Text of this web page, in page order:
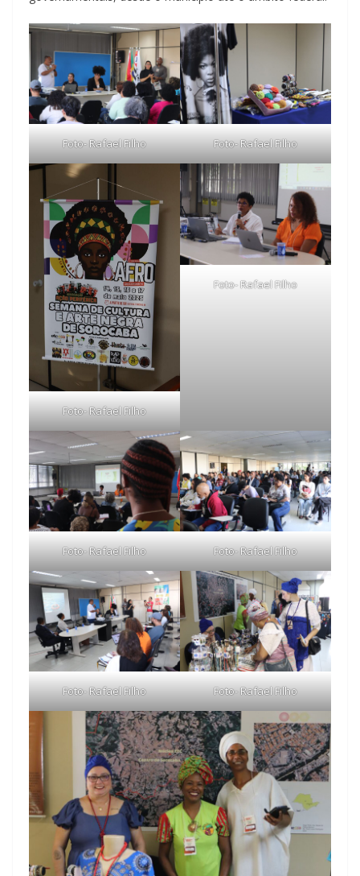
Foto- Rafael Filho Foto- Rafael Filho
Foto- Rafael Filho
Foto- Rafael Filho
Foto- Rafael Filho Foto- Rafael Filho
Foto- Rafael Filho Foto- Rafael Filho